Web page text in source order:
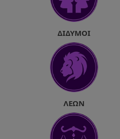
ΔΊΔΥΜΟΙ
ΛΈΩΝ